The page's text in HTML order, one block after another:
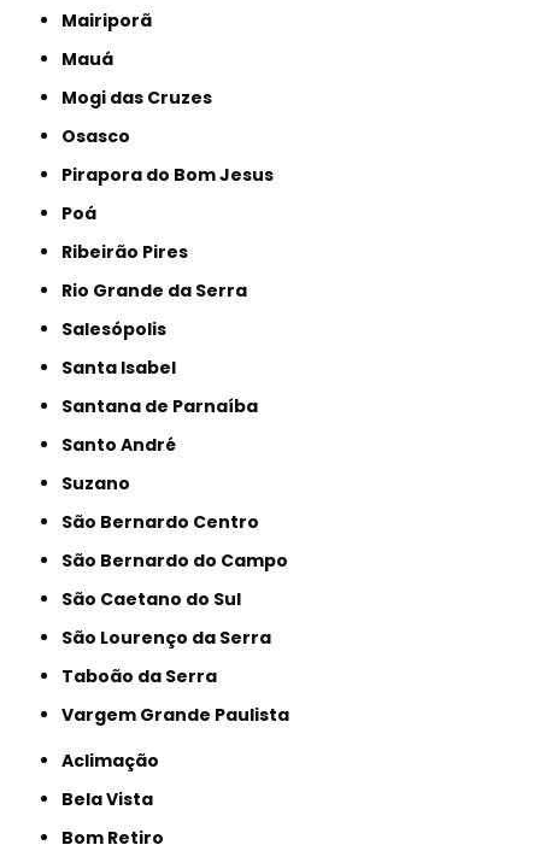
Mairiporã
Mauá
Mogi das Cruzes
Osasco
Pirapora do Bom Jesus
Poá
Ribeirão Pires
Rio Grande da Serra
Salesópolis
Santa Isabel
Santana de Parnaíba
Santo André
Suzano
São Bernardo Centro
São Bernardo do Campo
São Caetano do Sul
São Lourenço da Serra
Taboão da Serra
Vargem Grande Paulista
Aclimação
Bela Vista
Bom Retiro